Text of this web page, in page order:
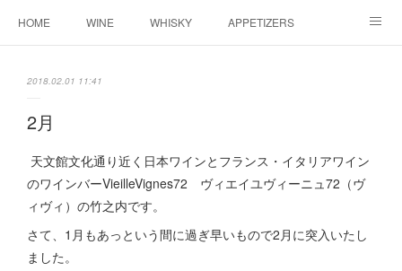
HOME WINE WHISKY APPETIZERS
2018.02.01 11:41
2月
天文館文化通り近く日本ワインとフランス・イタリアワイン
のワインバーVieilleVignes72 ヴィエイユヴィーニュ72（ヴ
ィヴィ）の竹之内です。
さて、1月もあっという間に過ぎ早いもので2月に突入いたし
ました。